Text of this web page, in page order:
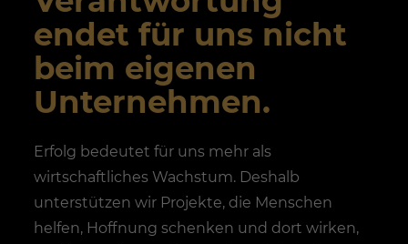
endet für uns nicht
beim eigenen
Unternehmen.
Erfolg bedeutet für uns mehr als
wirtschaftliches Wachstum. Deshalb
unterstützen wir Projekte, die Menschen
helfen, Hoffnung schenken und dort wirken,